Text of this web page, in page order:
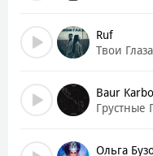
Ладони на мне
И ближе, чем дыхание
Ты моё тихое, дикое
Ты как зависимость,
Ты сладкая ошибка,
А я пропал в твоих
Ruf
Твои Глаза
Baur
Грустные
Ольга